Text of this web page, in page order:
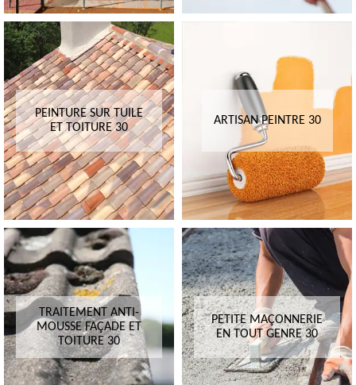
PEINTURE SUR TUILE
ET TOITURE 30
ARTISAN PEINTRE 30
TRAITEMENT ANTI-
MOUSSE FAÇADE ET
TOITURE 30
PETITE MAÇONNERIE
EN TOUT GENRE 30